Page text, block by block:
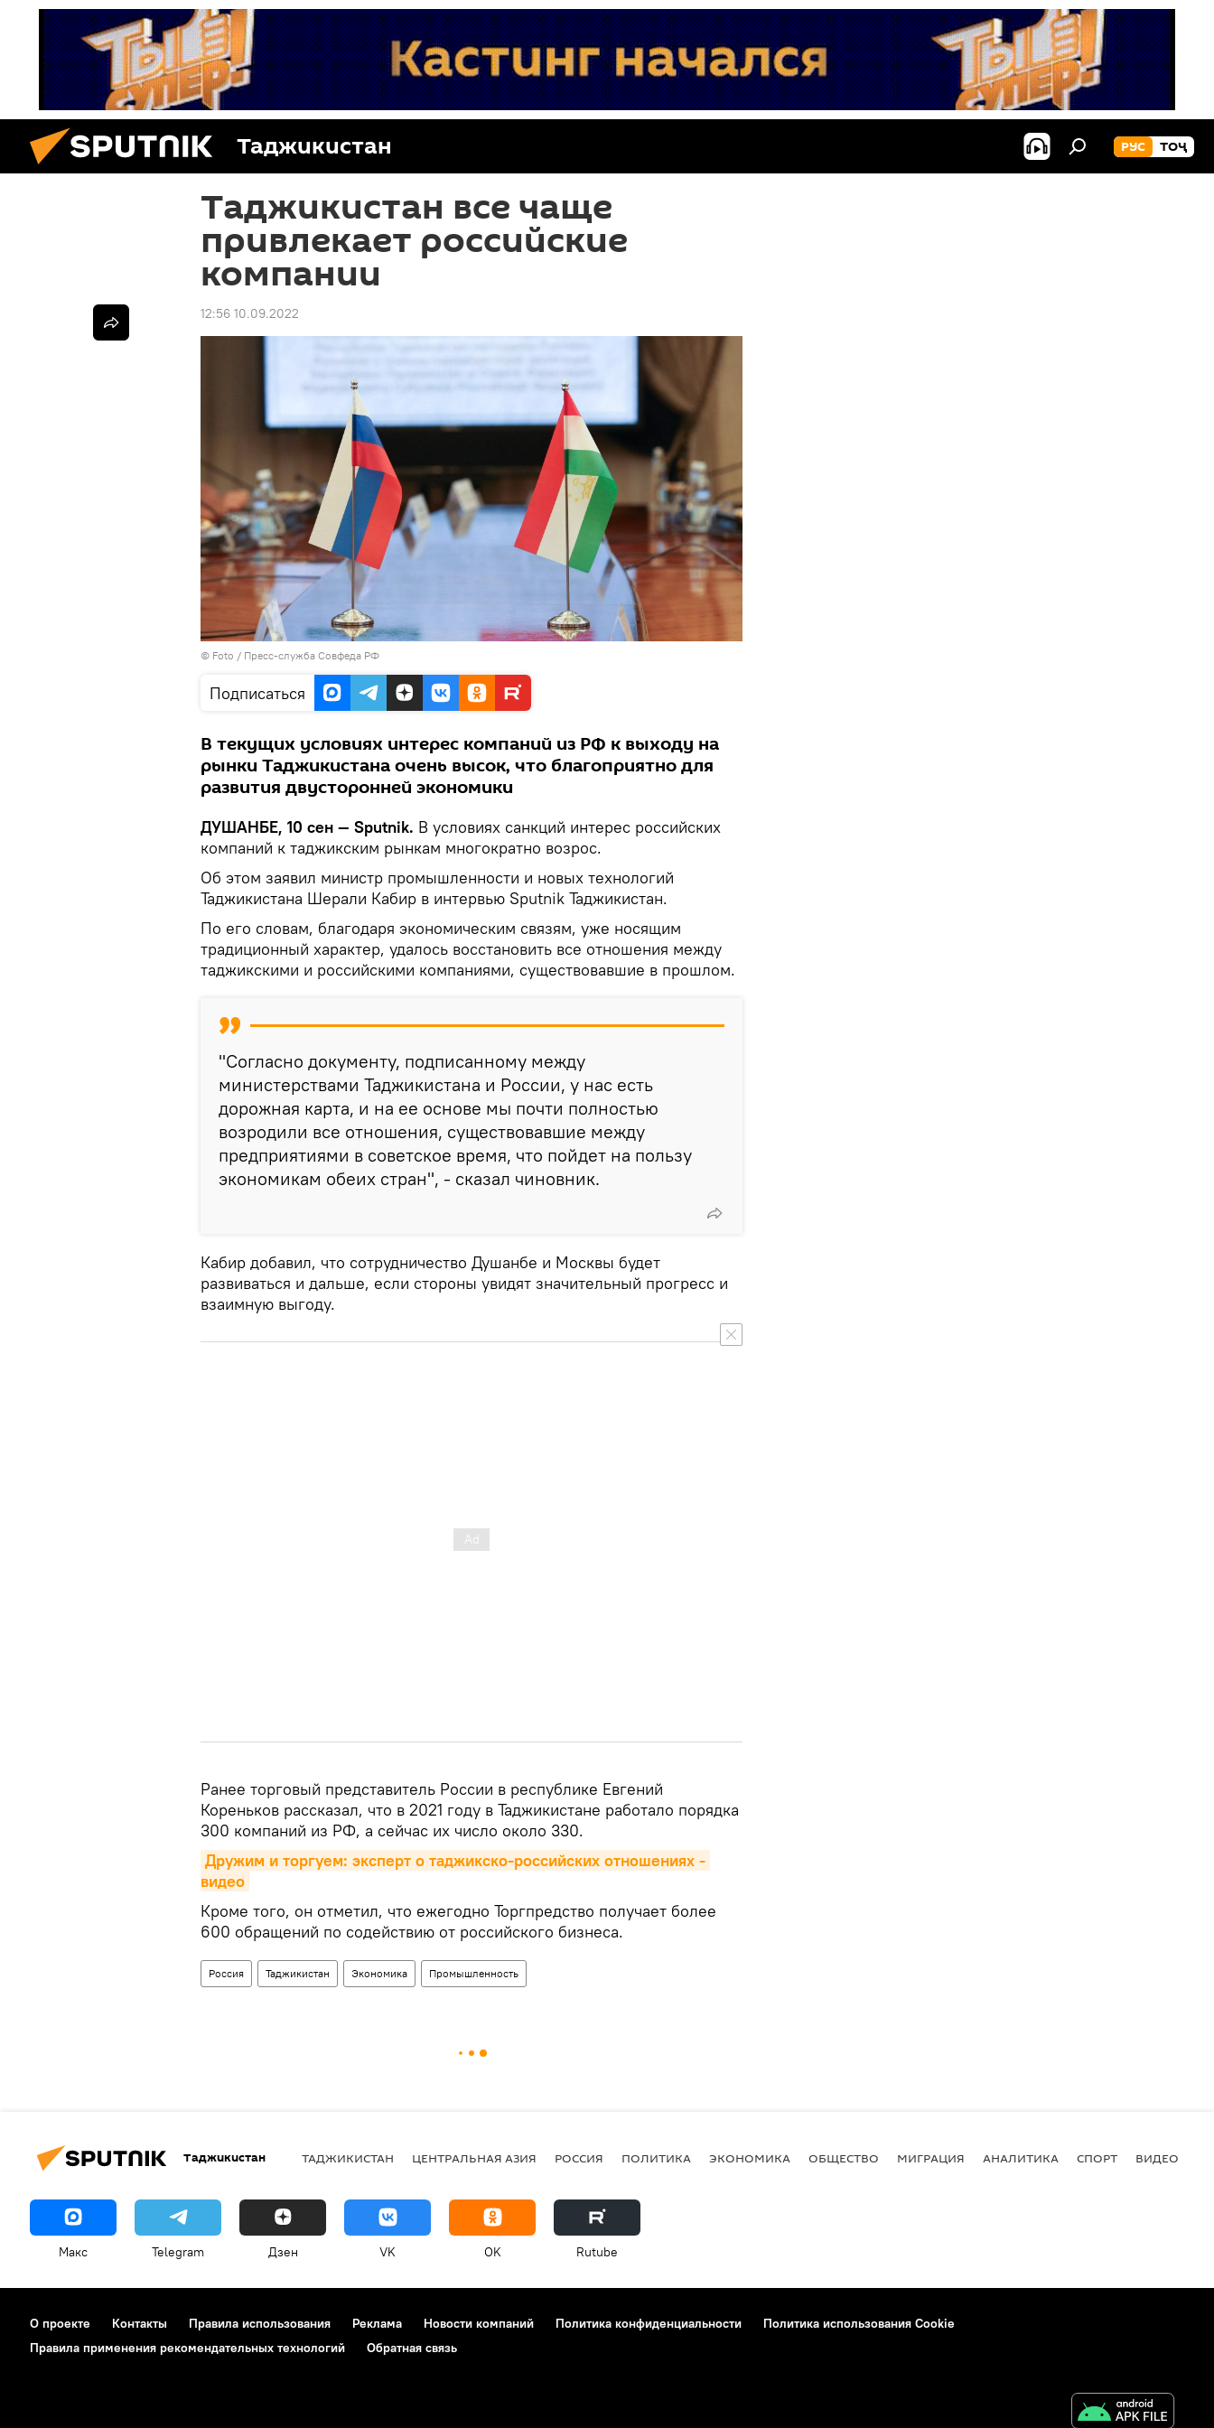
Таджикистан РУС ТОҶ
Таджикистан все чаще
привлекает российские
компании
12:56 10.09.2022
© Foto / Пресс-служба Совфеда РФ
Подписаться
В текущих условиях интерес компаний из РФ к выходу на
рынки Таджикистана очень высок, что благоприятно для
развития двусторонней экономики
ДУШАНБЕ, 10 сен — Sputnik. В условиях санкций интерес российских
компаний к таджикским рынкам многократно возрос.
Об этом заявил министр промышленности и новых технологий
Таджикистана Шерали Кабир в интервью Sputnik Таджикистан.
По его словам, благодаря экономическим связям, уже носящим
традиционный характер, удалось восстановить все отношения между
таджикскими и российскими компаниями, существовавшие в прошлом.
"Согласно документу, подписанному между
министерствами Таджикистана и России, у нас есть
дорожная карта, и на ее основе мы почти полностью
возродили все отношения, существовавшие между
предприятиями в советское время, что пойдет на пользу
экономикам обеих стран", - сказал чиновник.
Кабир добавил, что сотрудничество Душанбе и Москвы будет
развиваться и дальше, если стороны увидят значительный прогресс и
взаимную выгоду.
Ранее торговый представитель России в республике Евгений
Кореньков рассказал, что в 2021 году в Таджикистане работало порядка
300 компаний из РФ, а сейчас их число около 330.
Дружим и торгуем: эксперт о таджикско-российских отношениях -
видео
Кроме того, он отметил, что ежегодно Торгпредство получает более
600 обращений по содействию от российского бизнеса.
Россия Таджикистан Экономика Промышленность
Таджикистан ТАДЖИКИСТАН ЦЕНТРАЛЬНАЯ АЗИЯ РОССИЯ ПОЛИТИКА ЭКОНОМИКА ОБЩЕСТВО МИГРАЦИЯ АНАЛИТИКА СПОРТ ВИДЕО
Макс Telegram Дзен VK OK Rutube
О проекте Контакты Правила использования Реклама Новости компаний Политика конфиденциальности
Политика использования Cookie
Правила применения рекомендательных технологий
Обратная связь